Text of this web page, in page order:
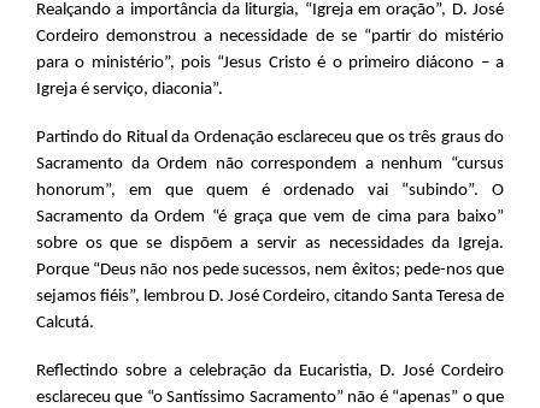
Realçando a importância da liturgia, “Igreja em oração”, D. José
Cordeiro demonstrou a necessidade de se “partir do mistério
para o ministério”, pois “Jesus Cristo é o primeiro diácono – a
Igreja é serviço, diaconia”.
Partindo do Ritual da Ordenação esclareceu que os três graus do
Sacramento da Ordem não correspondem a nenhum “cursus
honorum”, em que quem é ordenado vai “subindo”. O
Sacramento da Ordem “é graça que vem de cima para baixo”
sobre os que se dispõem a servir as necessidades da Igreja.
Porque “Deus não nos pede sucessos, nem êxitos; pede-nos que
sejamos fiéis”, lembrou D. José Cordeiro, citando Santa Teresa de
Calcutá.
Reflectindo sobre a celebração da Eucaristia, D. José Cordeiro
esclareceu que “o Santíssimo Sacramento” não é “apenas” o que